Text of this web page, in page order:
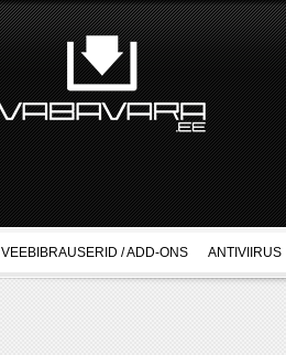
VEEBIBRAUSERID / ADD-ONS ANTIVIIRUS